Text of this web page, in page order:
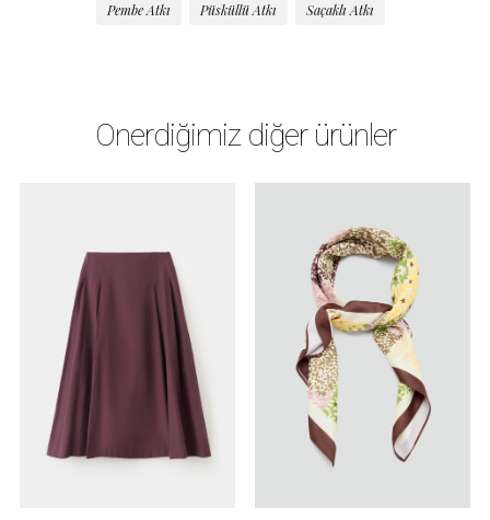
Pembe Atkı Püsküllü Atkı Saçaklı Atkı
Önerdiğimiz diğer ürünler